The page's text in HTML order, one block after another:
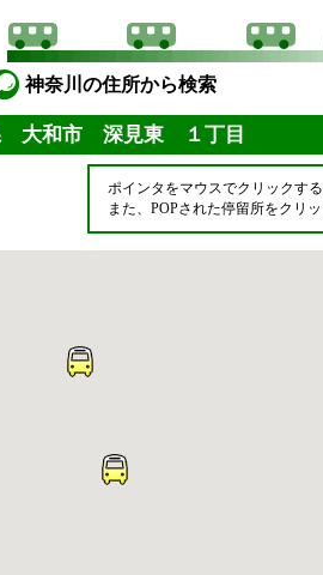
神奈川の住所から検索
大和市 深見東 １丁目
ポインタをマウスでクリックす
また、POPされた停留所をクリ